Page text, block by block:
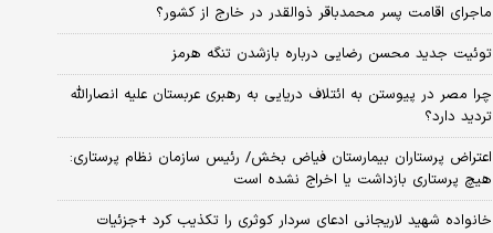
ماجرای اقامت پسر محمدباقر ذوالقدر در خارج از کشور؟
توئیت جدید محسن رضایی درباره بازشدن تنگه هرمز
چرا مصر در پیوستن به ائتلاف دریایی به رهبری عربستان علیه انصارالله
تردید دارد؟
اعتراض پرستاران بیمارستان فیاض بخش/ رئیس سازمان نظام پرستاری:
هیچ پرستاری بازداشت یا اخراج نشده است
خانواده شهید لاریجانی ادعای سردار کوثری را تکذیب کرد +جزئیات